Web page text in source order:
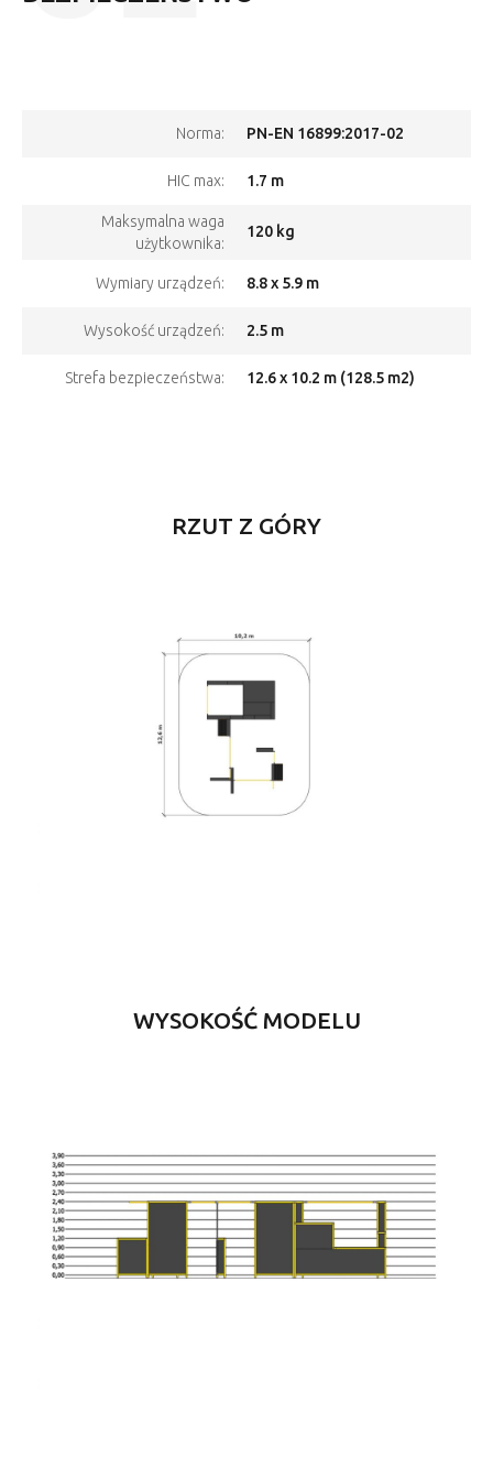
Norma: PN-EN 16899:2017-02
HIC max: 1.7 m
Maksymalna waga
użytkownika:
120 kg
Wymiary urządzeń: 8.8 x 5.9 m
Wysokość urządzeń: 2.5 m
Strefa bezpieczeństwa: 12.6 x 10.2 m (128.5 m2)
RZUT Z GÓRY
WYSOKOŚĆ MODELU